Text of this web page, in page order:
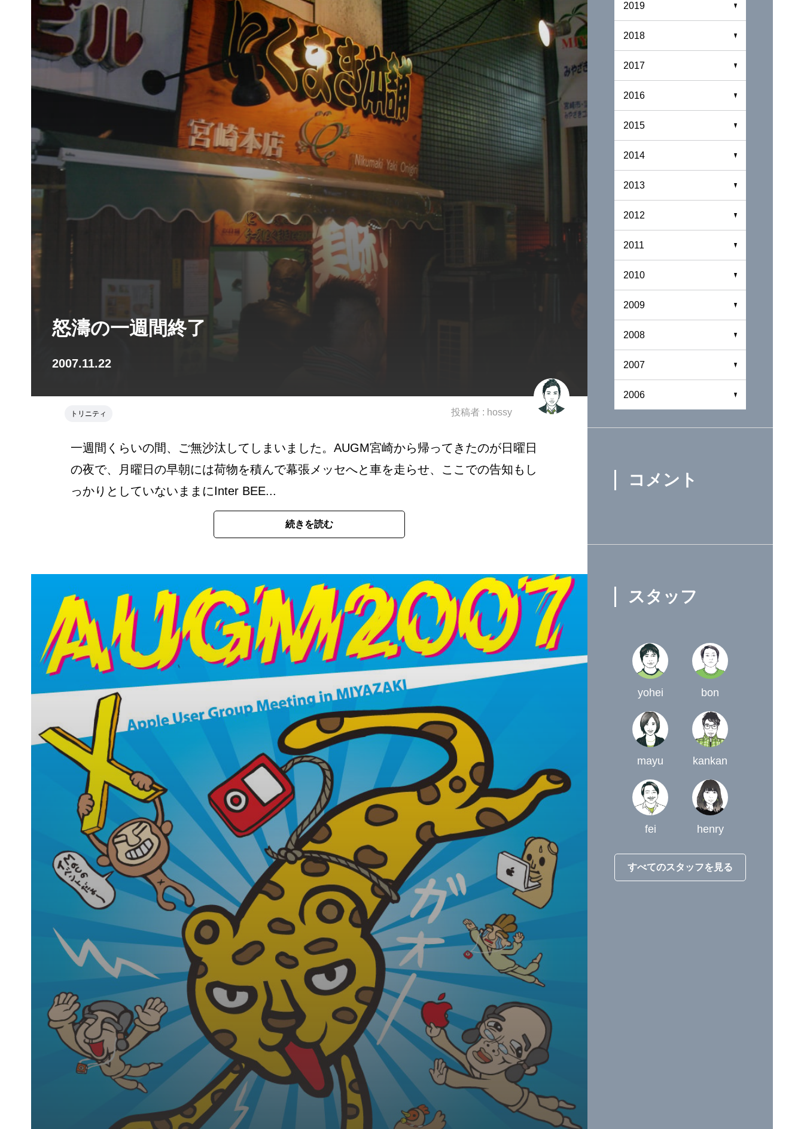
怒濤の一週間終了
2007.11.22
トリニティ 投稿者 : hossy
一週間くらいの間、ご無沙汰してしまいました。AUGM宮崎から帰ってきたのが日曜日
の夜で、月曜日の早朝には荷物を積んで幕張メッセへと車を走らせ、ここでの告知もし
っかりとしていないままにInter BEE...
続きを読む
2019
2018
2017
2016
2015
2014
2013
2012
2011
2010
2009
2008
2007
2006
コメント
スタッフ
yohei bon
mayu kankan
fei henry
すべてのスタッフを見る